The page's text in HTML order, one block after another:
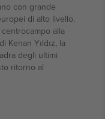
con grande
di alto livello.
alla
Kenan Yıldız, la
degli ultimi
ritorno al